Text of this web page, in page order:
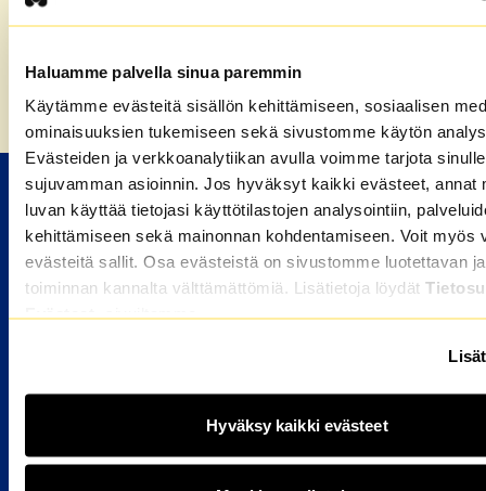
Haluamme palvella sinua paremmin
Käytämme evästeitä sisällön kehittämiseen, sosiaalisen
ominaisuuksien tukemiseen sekä sivustomme käytön
Evästeiden ja verkkoanalytiikan avulla voimme tarjota sinulle
sujuvamman asioinnin. Jos hyväksyt kaikki evästeet, annat
luvan käyttää tietojasi käyttötilastojen analysointiin,
kehittämiseen sekä mainonnan kohdentamiseen. Voit myös
evästeitä sallit. Osa evästeistä on sivustomme luotettavan
toiminnan kannalta välttämättömiä. Lisätietoja löydät
Evästeet-sivuiltamme.
Hyväksy kaikki evästeet
Etusivu Kierrätys säästää silkkaa rahaa
M2-KOTIEN VUOKRA-ASUNNOT
Valitse kaupunki
HAKIJALLE
ASUKKAALLE